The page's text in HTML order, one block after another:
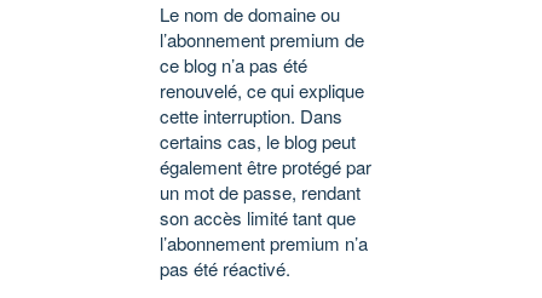
Le nom de domaine ou
l’abonnement premium de
ce blog n’a pas été
renouvelé, ce qui explique
cette interruption. Dans
certains cas, le blog peut
également être protégé par
un mot de passe, rendant
son accès limité tant que
l’abonnement premium n’a
pas été réactivé.